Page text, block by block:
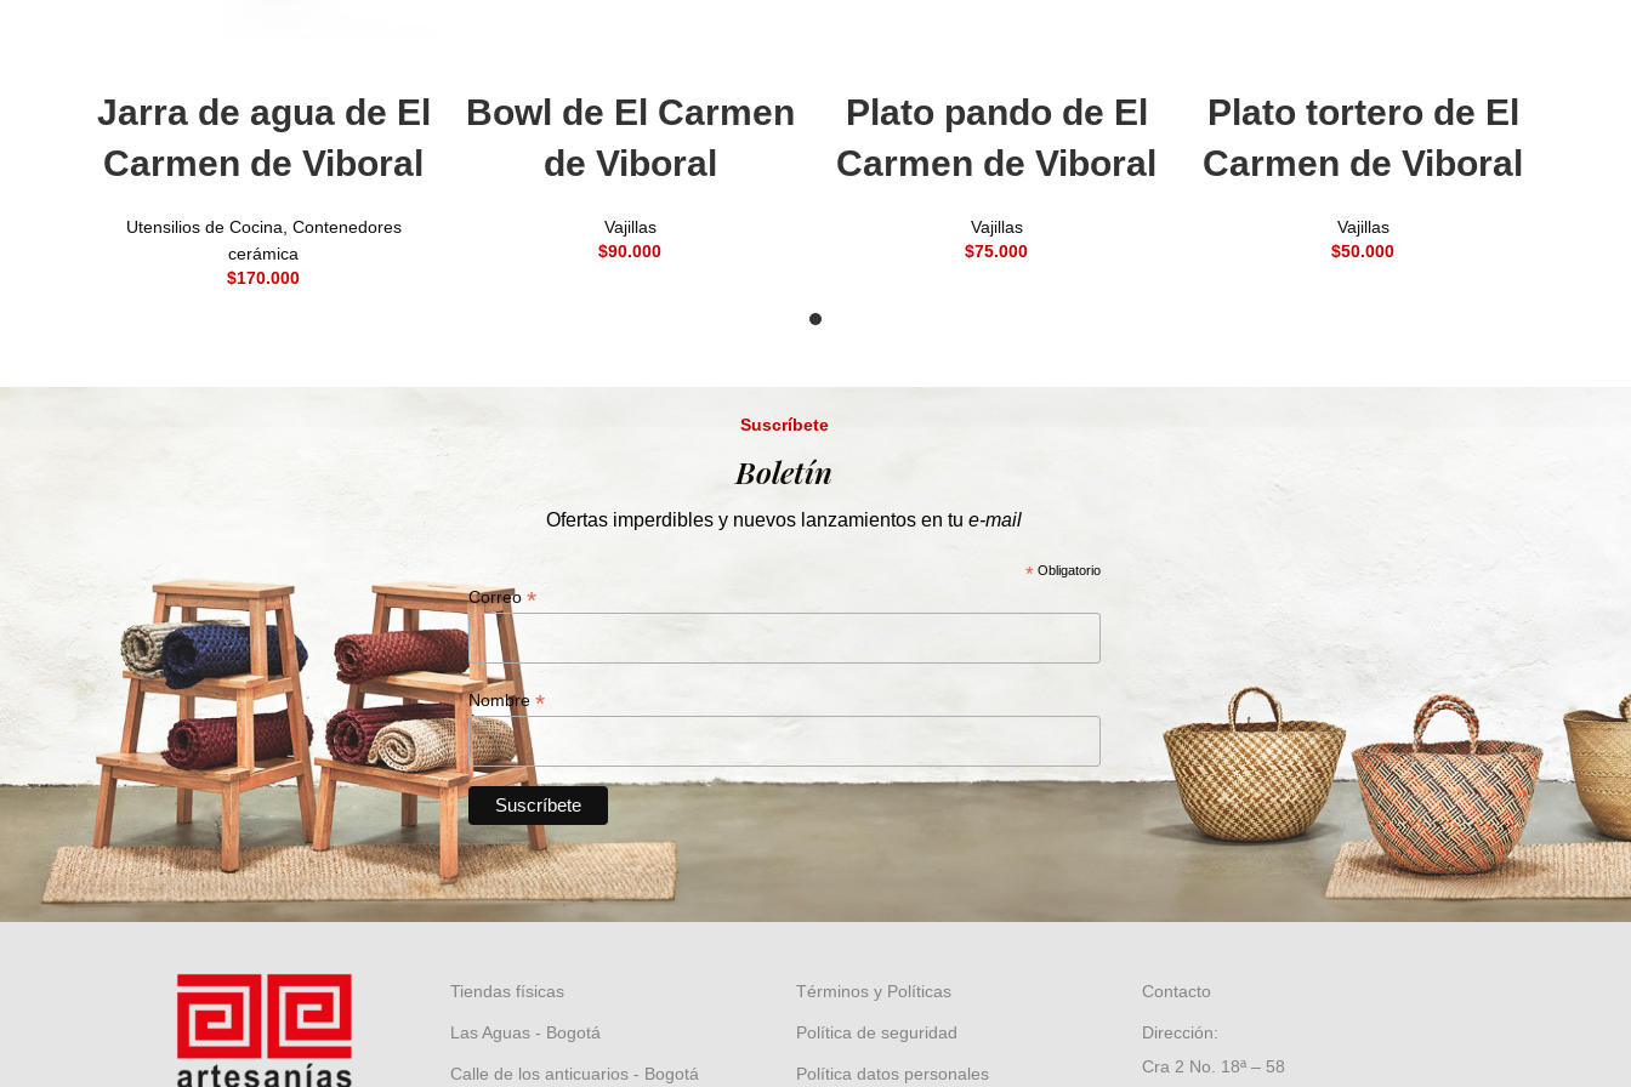
Jarra de agua de El
Carmen de Viboral
Utensilios de Cocina Contenedores
cerámica
$
Bowl de El Carmen
de Viboral
Vajillas
$
Plato pando de El
Carmen de Viboral
Vajillas
$
Plato tortero de El
Carmen de Viboral
Vajillas
$
Suscríbete
Boletín
Ofertas imperdibles y nuevos lanzamientos en tu e-mail
*Obligatorio
Correo *
Nombre *
Tiendas físicas
Las Aguas - Bogotá
Calle de los anticuarios - Bogotá
Términos y Políticas
Política de seguridad
Política datos personales
Contacto
Dirección:
Cra 2 No. 18ª – 58